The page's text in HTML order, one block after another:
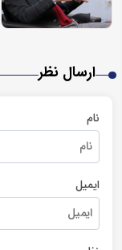
ارسال نظر
نام
ایمیل